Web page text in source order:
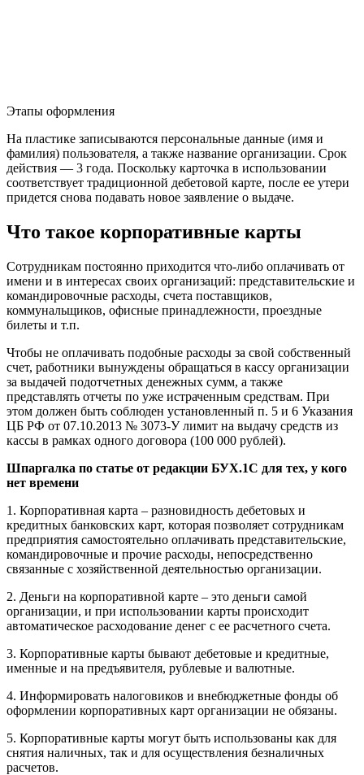
Этапы оформления
На пластике записываются персональные данные (имя и
фамилия) пользователя, а также название организации. Срок
действия — 3 года. Поскольку карточка в использовании
соответствует традиционной дебетовой карте, после ее утери
придется снова подавать новое заявление о выдаче.
Что такое корпоративные карты
Сотрудникам постоянно приходится что-либо оплачивать от
имени и в интересах своих организаций: представительские и
командировочные расходы, счета поставщиков,
коммунальщиков, офисные принадлежности, проездные
билеты и т.п.
Чтобы не оплачивать подобные расходы за свой собственный
счет, работники вынуждены обращаться в кассу организации
за выдачей подотчетных денежных сумм, а также
представлять отчеты по уже истраченным средствам. При
этом должен быть соблюден установленный п. 5 и 6 Указания
ЦБ РФ от 07.10.2013 № 3073-У лимит на выдачу средств из
кассы в рамках одного договора (100 000 рублей).
Шпаргалка по статье от редакции БУХ.1С для тех, у кого
нет времени
1. Корпоративная карта – разновидность дебетовых и
кредитных банковских карт, которая позволяет сотрудникам
предприятия самостоятельно оплачивать представительские,
командировочные и прочие расходы, непосредственно
связанные с хозяйственной деятельностью организации.
2. Деньги на корпоративной карте – это деньги самой
организации, и при использовании карты происходит
автоматическое расходование денег с ее расчетного счета.
3. Корпоративные карты бывают дебетовые и кредитные,
именные и на предъявителя, рублевые и валютные.
4. Информировать налоговиков и внебюджетные фонды об
оформлении корпоративных карт организации не обязаны.
5. Корпоративные карты могут быть использованы как для
снятия наличных, так и для осуществления безналичных
расчетов.